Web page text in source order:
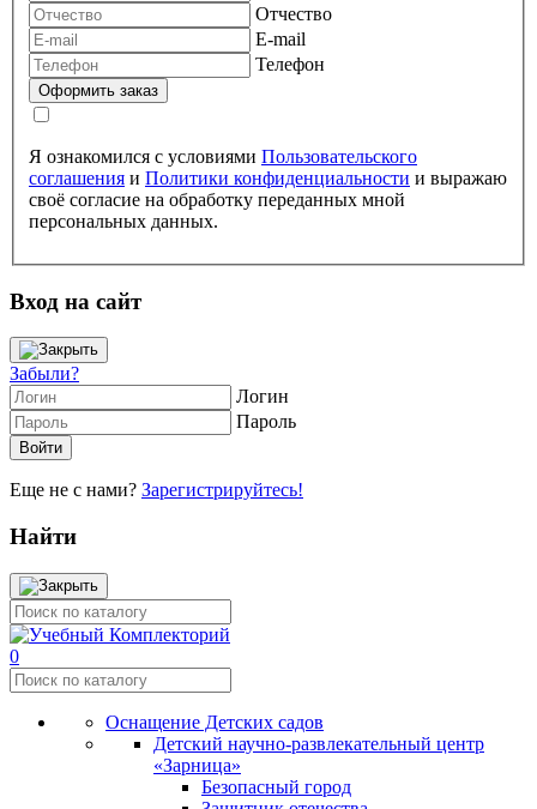
Отчество
E-mail
Телефон
Я ознакомился с условиями Пользовательского
соглашения и Политики конфиденциальности и выражаю
своё согласие на обработку переданных мной
персональных данных.
Вход на сайт
Забыли?
Логин
Пароль
Еще не с нами? Зарегистрируйтесь!
Найти
0
Оснащение Детских садов
Детский научно-развлекательный центр
«Зарница»
Безопасный город